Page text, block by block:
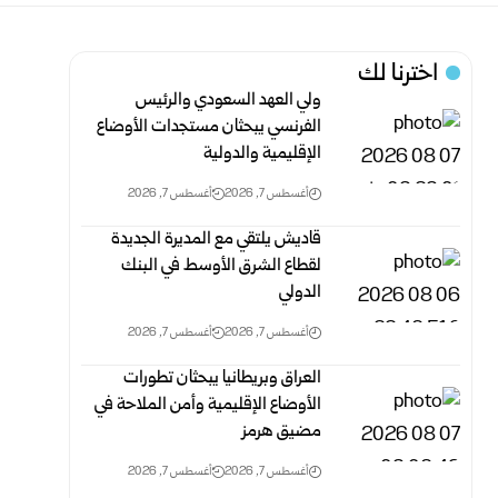
اخترنا لك
ولي العهد السعودي والرئيس
الفرنسي يبحثان مستجدات الأوضاع
الإقليمية والدولية
أغسطس 7, 2026 أغسطس 7, 2026
قاديش يلتقي مع المديرة الجديدة
لقطاع الشرق الأوسط في البنك
الدولي
أغسطس 7, 2026 أغسطس 7, 2026
العراق وبريطانيا يبحثان تطورات
الأوضاع الإقليمية وأمن الملاحة في
مضيق هرمز
أغسطس 7, 2026 أغسطس 7, 2026